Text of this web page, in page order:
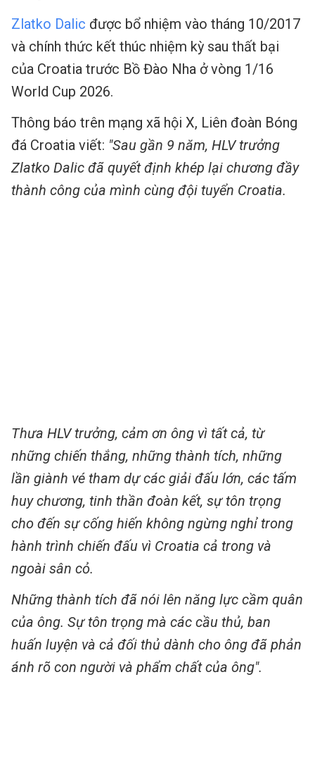
Zlatko Dalic được bổ nhiệm vào tháng 10/2017
và chính thức kết thúc nhiệm kỳ sau thất bại
của Croatia trước Bồ Đào Nha ở vòng 1/16
World Cup 2026.
Thông báo trên mạng xã hội X, Liên đoàn Bóng
đá Croatia viết: "Sau gần 9 năm, HLV trưởng
Zlatko Dalic đã quyết định khép lại chương đầy
thành công của mình cùng đội tuyển Croatia.
Thưa HLV trưởng, cảm ơn ông vì tất cả, từ
những chiến thắng, những thành tích, những
lần giành vé tham dự các giải đấu lớn, các tấm
huy chương, tinh thần đoàn kết, sự tôn trọng
cho đến sự cống hiến không ngừng nghỉ trong
hành trình chiến đấu vì Croatia cả trong và
ngoài sân cỏ.
Những thành tích đã nói lên năng lực cầm quân
của ông. Sự tôn trọng mà các cầu thủ, ban
huấn luyện và cả đối thủ dành cho ông đã phản
ánh rõ con người và phẩm chất của ông".